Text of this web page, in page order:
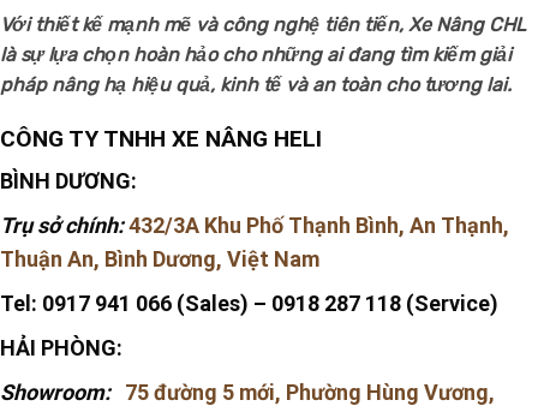
Với thiết kế mạnh mẽ và công nghệ tiên tiến, Xe Nâng CHL
là sự lựa chọn hoàn hảo cho những ai đang tìm kiếm giải
pháp nâng hạ hiệu quả, kinh tế và an toàn cho tương lai.
CÔNG TY TNHH XE NÂNG HELI
BÌNH DƯƠNG:
Trụ sở chính:432/3A Khu Phố Thạnh Bình, An Thạnh,
Thuận An, Bình Dương, Việt Nam
Tel: 0917 941 066 (Sales) – 0918 287 118 (Service)
HẢI PHÒNG:
Showroom: 75 đường 5 mới, Phường Hùng Vương,